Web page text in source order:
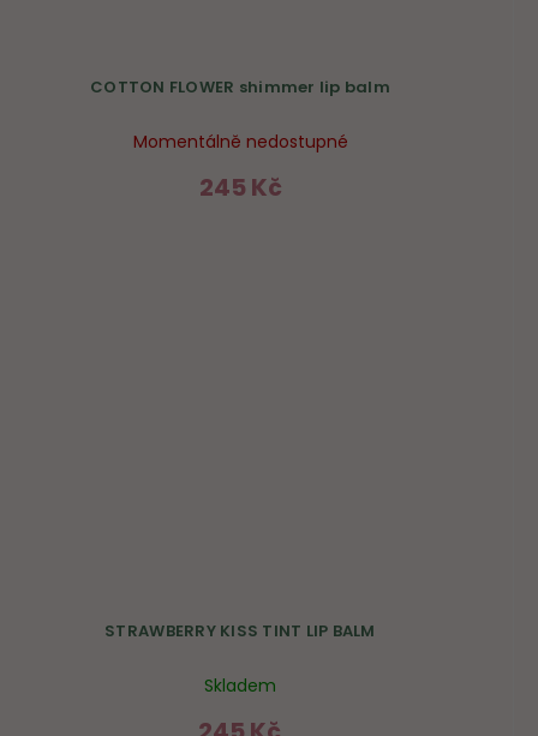
COTTON FLOWER shimmer lip balm
Momentálně nedostupné
245 Kč
STRAWBERRY KISS TINT LIP BALM
Skladem